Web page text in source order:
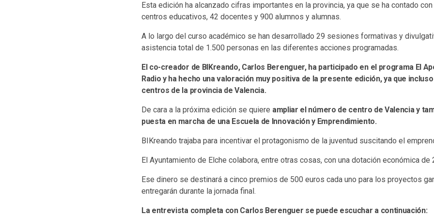
Esta edición ha alcanzado cifras importantes en la provincia, ya que se ha contado
centros educativos, 42 docentes y 900 alumnos y alumnas.
A lo largo del curso académico se han desarrollado 29 sesiones formativas y
asistencia total de 1.500 personas en las diferentes acciones programadas.
El co-creador de BIKreando, Carlos Berenguer, ha participado en el programa El
Radio y ha hecho una valoración muy positiva de la presente edición, ya que
centros de la provincia de Valencia.
De cara a la próxima edición se quiere ampliar el número de centro de Valencia y
puesta en marcha de una Escuela de Innovación y Emprendimiento.
BIKreando trajaba para incentivar el protagonismo de la juventud suscitando el
El Ayuntamiento de Elche colabora, entre otras cosas, con una dotación económica de
Ese dinero se destinará a cinco premios de 500 euros cada uno para los proyectos
entregarán durante la jornada final.
La entrevista completa con Carlos Berenguer se puede escuchar a continuación: